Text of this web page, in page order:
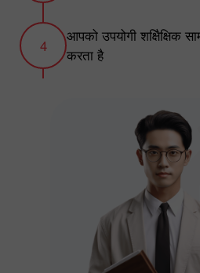
आपको उपयोगी शक्षिैक्षिक
करता है